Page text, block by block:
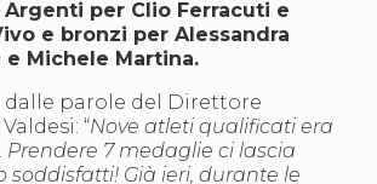
S'istrumpa
News
Calendario Attività
Difesa Personale MGA
La disciplina
News
Merchandising
Argenti per Clio Ferracuti e
e bronzi per Alessandra
e Michele Martina.
parole del Direttore
“Nove atleti qualificati era
Prendere 7 medaglie ci lascia
soddisfatti! Già ieri, durante le